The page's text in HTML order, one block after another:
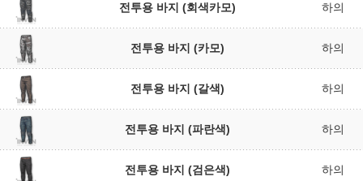
전투용 바지 (회색카모) 하의
전투용 바지 (카모) 하의
전투용 바지 (갈색) 하의
전투용 바지 (파란색) 하의
전투용 바지 (검은색) 하의